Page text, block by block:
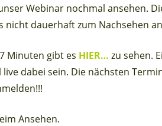
Webinar nochmal ansehen.
nicht dauerhaft zum Nachsehen
Minuten gibt es HIER… zu sehen.
live dabei sein. Die nächsten
Ansehen.